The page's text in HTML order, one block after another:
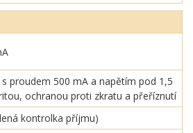
s proudem 500 mA a napětím pod 1,5
ochranou proti zkratu a přeříznutí
kontrolka příjmu)